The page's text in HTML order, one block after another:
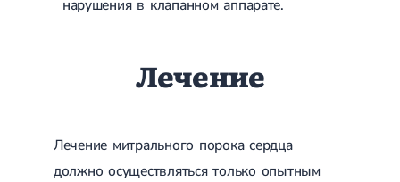
нарушения в клапанном аппарате.
Лечение
Лечение митрального порока сердца
должно осуществляться только опытным